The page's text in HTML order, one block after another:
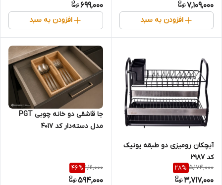
7,109,000
افزودن به سبد
699,000
افزودن به سبد
آبچکان رومیزی دو طبقه یونیک
کد 2987
5,174,000
28%
3,717,000
جا قاشقی دو خانه چوبی PGT
مدل دسته‌دار کد ۴۰۱۷
1,111,000
46%
594,000